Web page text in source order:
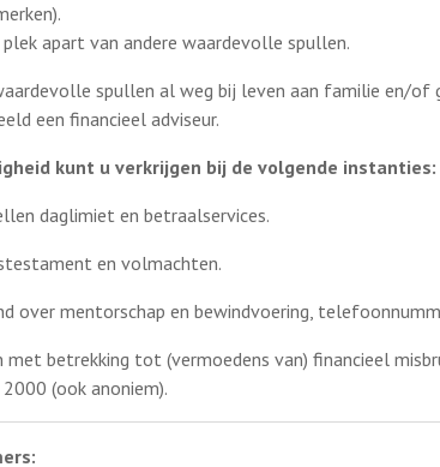
apart van andere waardevolle spullen.
spullen al weg bij leven aan familie en/of
een financieel adviseur.
kunt u verkrijgen bij de volgende instanties:
daglimiet en betraalservices.
en volmachten.
over mentorschap en bewindvoering,
met betrekking tot (vermoedens van) financieel
(ook anoniem).